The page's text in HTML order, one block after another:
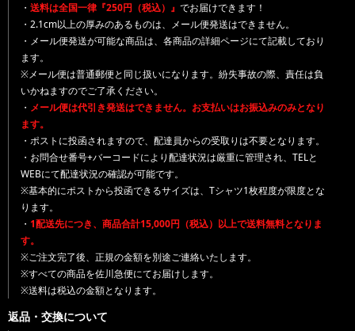
・ 送料は全国一律『250円（税込）』 でお届けできます！
・2.1cm以上の厚みのあるものは、メール便発送はできません。
・メール便発送が可能な商品は、各商品の詳細ページにて記載しており
ます。
※メール便は普通郵便と同じ扱いになります。紛失事故の際、責任は負
いかねますのでご了承ください。
・ メール便は代引き発送はできません。お支払いはお振込みのみとなり
ます。
・ポストに投函されますので、配達員からの受取りは不要となります。
・お問合せ番号+バーコードにより配達状況は厳重に管理され、TELと
WEBにて配達状況の確認が可能です。
※基本的にポストから投函できるサイズは、Tシャツ1枚程度が限度とな
ります。
・ 1配送先につき、商品合計15,000円（税込）以上で送料無料となりま
す。
※ご注文完了後、正規の金額を別途ご連絡いたします。
※すべての商品を佐川急便にてお届けします。
※送料は税込の金額となります。
返品・交換について